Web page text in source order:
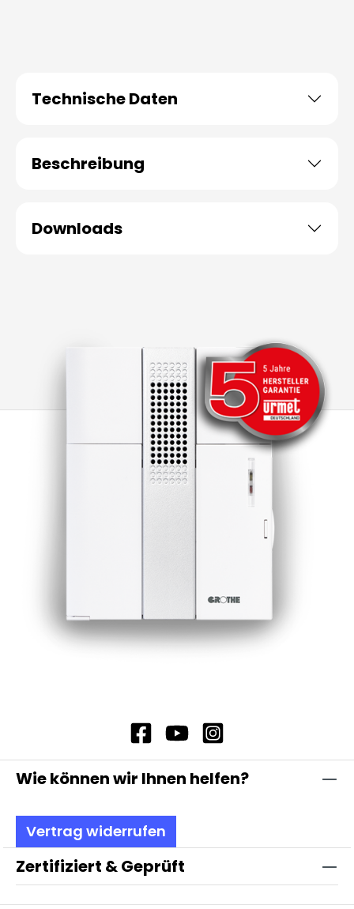
Technische Daten
Beschreibung
Downloads
Wie können wir Ihnen helfen?
Vertrag widerrufen
Zertifiziert & Geprüft